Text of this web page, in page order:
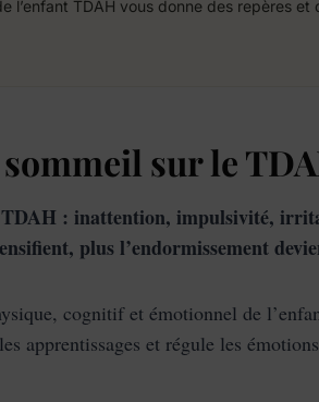
l’enfant TDAH vous donne des repères
sur le
: inattention, impulsivité,
plus l’endormissement
cognitif et émotionnel de
apprentissages et régule les